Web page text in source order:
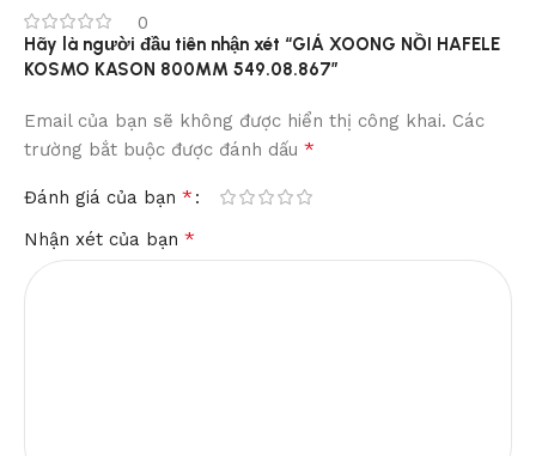
0
Hãy là người đầu tiên nhận xét “GIÁ XOONG NỒI HAFELE
KOSMO KASON 800MM 549.08.867”
Email của bạn sẽ không được hiển thị công khai. Các
trường bắt buộc được đánh dấu *
Đánh giá của bạn *
Nhận xét của bạn *